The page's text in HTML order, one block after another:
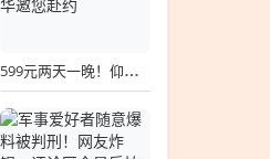
599元两天一晚！仰韶彩陶坊足球嘉年华邀您赴约